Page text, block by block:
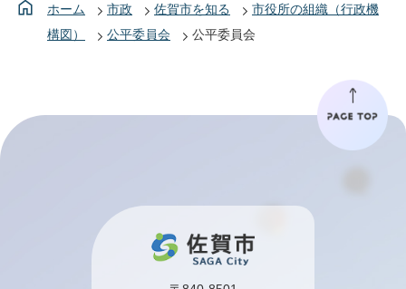
ホーム 市政 佐賀市を知る
市役所の組織（行政機
構図）
公平委員会 公平委員会